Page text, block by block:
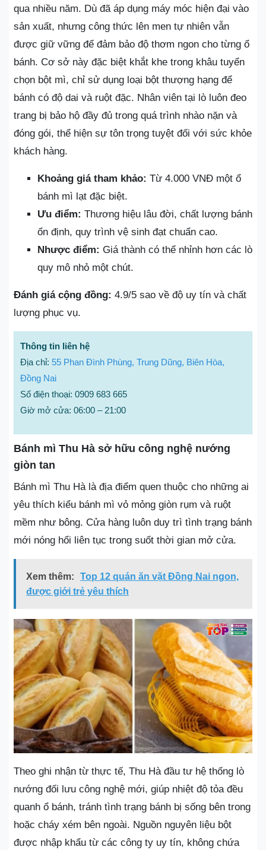
qua nhiều năm. Dù đã áp dụng máy móc hiện đại vào
sản xuất, nhưng công thức lên men tự nhiên vẫn
được giữ vững để đảm bảo độ thơm ngon cho từng ổ
bánh. Cơ sở này đặc biệt khắt khe trong khâu tuyển
chọn bột mì, chỉ sử dụng loại bột thượng hạng để
bánh có độ dai và ruột đặc. Nhân viên tại lò luôn đeo
trang bị bảo hộ đầy đủ trong quá trình nhào nặn và
đóng gói, thể hiện sự tôn trọng tuyệt đối với sức khỏe
khách hàng.
Khoảng giá tham khảo: Từ 4.000 VNĐ một ổ
bánh mì lạt đặc biệt.
Ưu điểm: Thương hiệu lâu đời, chất lượng bánh
ổn định, quy trình vệ sinh đạt chuẩn cao.
Nhược điểm: Giá thành có thể nhỉnh hơn các lò
quy mô nhỏ một chút.
Đánh giá cộng đồng: 4.9/5 sao về độ uy tín và chất
lượng phục vụ.
Thông tin liên hệ
Địa chỉ: 55 Phan Đình Phùng, Trung Dũng, Biên Hòa,
Đồng Nai
Số điện thoại: 0909 683 665
Giờ mở cửa: 06:00 – 21:00
Bánh mì Thu Hà sở hữu công nghệ nướng
giòn tan
Bánh mì Thu Hà là địa điểm quen thuộc cho những ai
yêu thích kiểu bánh mì vỏ mỏng giòn rụm và ruột
mềm như bông. Cửa hàng luôn duy trì tình trạng bánh
mới nóng hổi liên tục trong suốt thời gian mở cửa.
Xem thêm:
Top 12 quán ăn vặt Đồng Nai ngon,
được giới trẻ yêu thích
Theo ghi nhận từ thực tế, Thu Hà đầu tư hệ thống lò
nướng đối lưu công nghệ mới, giúp nhiệt độ tỏa đều
quanh ổ bánh, tránh tình trạng bánh bị sống bên trong
hoặc cháy xém bên ngoài. Nguồn nguyên liệu bột
được nhập khẩu từ các công ty uy tín, không chứa